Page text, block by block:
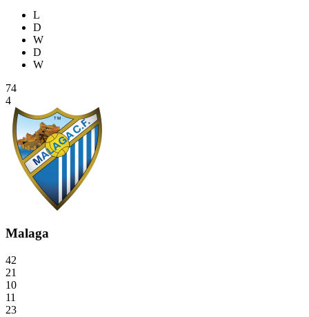
L
D
W
D
W
74
4
Malaga
42
21
10
11
23